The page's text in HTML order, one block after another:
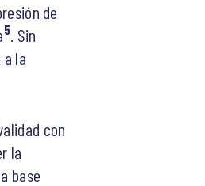
de
5 . Sin
la
con
la
base